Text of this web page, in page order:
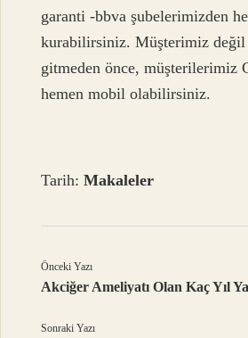
garanti -bbva şubelerimizden
kurabilirsiniz. Müşterimiz değil
gitmeden önce, müşterilerimiz
hemen mobil olabilirsiniz.
Tarih:Makaleler
Önceki Yazı
Akciğer Ameliyatı Olan Kaç Yıl
Sonraki Yazı